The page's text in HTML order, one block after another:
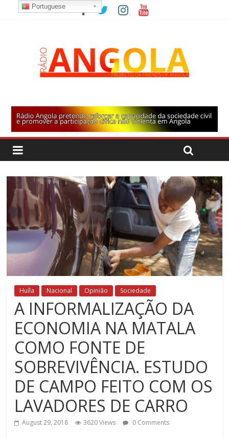
Huíla Nacional Opinião Sociedade
A INFORMALIZAÇÃO DA
ECONOMIA NA MATALA
COMO FONTE DE
SOBREVIVÊNCIA. ESTUDO
DE CAMPO FEITO COM OS
LAVADORES DE CARRO
August 29, 2018 3620 Views 0 Comments
Portuguese